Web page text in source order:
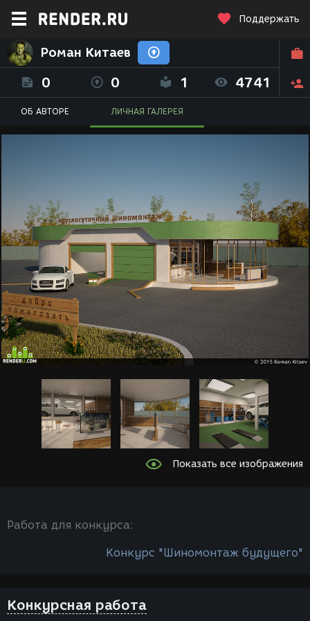
Поддержать
Роман Китаев
0 0 1 4741
ОБ АВТОРЕ ЛИЧНАЯ ГАЛЕРЕЯ
Показать все изображения
Работа для конкурса:
Конкурс "Шиномонтаж будущего"
Конкурсная работа